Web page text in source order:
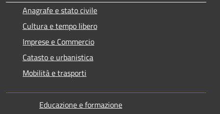
Anagrafe e stato civile
Cultura e tempo libero
Imprese e Commercio
Catasto e urbanistica
Mobilità e trasporti
Educazione e formazione